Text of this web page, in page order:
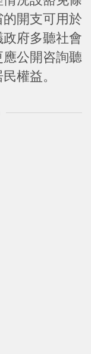
開支可用於
府多聽社會
公開咨詢聽
權益。